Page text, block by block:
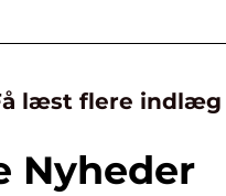
læst flere indlæg
Nyheder